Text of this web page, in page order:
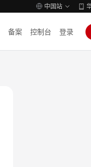
中国站
备案 控制台 登录